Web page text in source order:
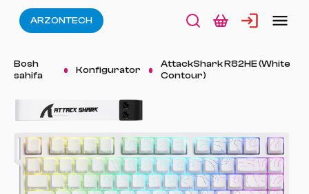
ARZONTECH
Bosh
sahifa
Konfigurator
AttackShark R82HE (White
Contour)